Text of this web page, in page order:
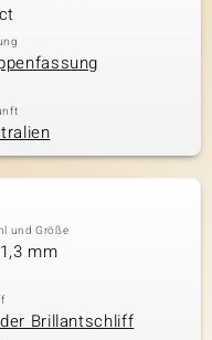
und Größe
mm
Brillantschliff